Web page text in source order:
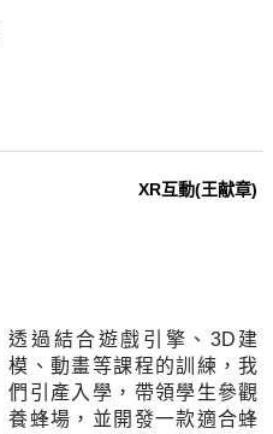
XR互動(王献章)
透過結合遊戲引擎、3D建
模、動畫等課程的訓練，我
們引產入學，帶領學生參觀
養蜂場，並開發一款適合蜂